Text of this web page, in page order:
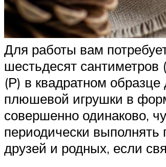
Для работы вам
шестьдесят сантиметров
(Р) в квадратном
плюшевой игрушки в
совершенно одинаково,
периодически
друзей и родных, если